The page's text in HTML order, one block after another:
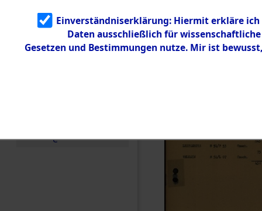
Identifizierun
g
5.3.3
Todesmärsch
e
Einverständniserklärung: Hiermit erkläre
Daten ausschließlich für
Gesetzen und Bestimmungen nutze. Mir ist